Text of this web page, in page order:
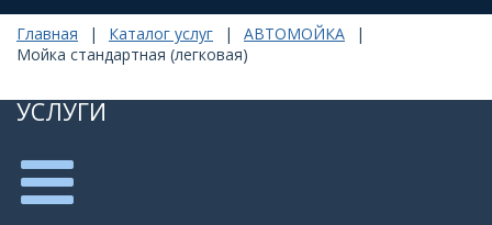
Главная | Каталог услуг | АВТОМОЙКА
|
Мойка стандартная (легковая)
УСЛУГИ